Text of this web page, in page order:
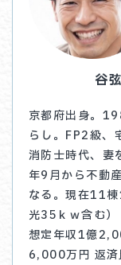
谷
京都府出身。
らし。FP2級、
消防士時代、妻
年9月から不動
なる。現在11
光35ｋｗ含む
想定年収1億
6,000万円 返済